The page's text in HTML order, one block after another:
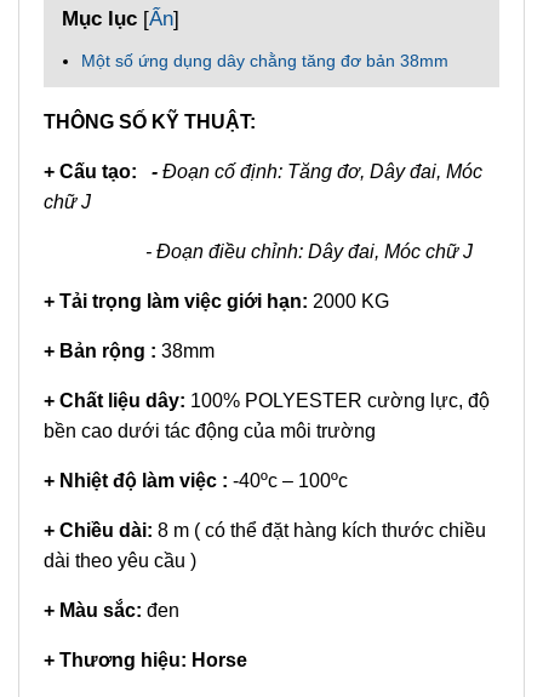
Mục lục [Ẩn]
Một số ứng dụng dây chằng tăng đơ bản 38mm
THÔNG SỐ KỸ THUẬT:
+ Cấu tạo: - Đoạn cố định: Tăng đơ, Dây đai, Móc
chữ J
- Đoạn điều chỉnh: Dây đai, Móc chữ J
+ Tải trọng làm việc giới hạn: 2000 KG
+ Bản rộng : 38mm
+ Chất liệu dây: 100% POLYESTER cường lực, độ
bền cao dưới tác động của môi trường
+ Nhiệt độ làm việc : -40ºc – 100ºc
+ Chiều dài: 8 m ( có thể đặt hàng kích thước chiều
dài theo yêu cầu )
+ Màu sắc: đen
+ Thương hiệu: Horse